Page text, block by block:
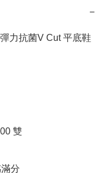
−
力抗菌V Cut 平底鞋
雙
分